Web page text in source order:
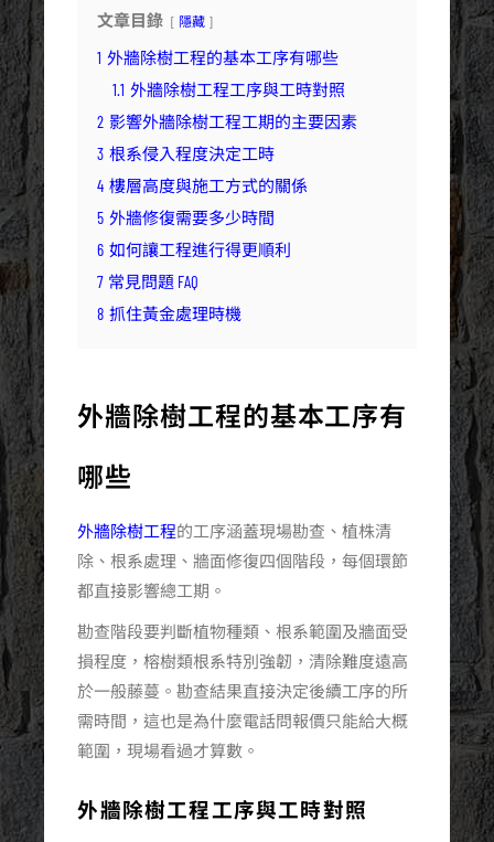
文章目錄 隱藏
1 外牆除樹工程的基本工序有哪些
1.1 外牆除樹工程工序與工時對照
2 影響外牆除樹工程工期的主要因素
3 根系侵入程度決定工時
4 樓層高度與施工方式的關係
5 外牆修復需要多少時間
6 如何讓工程進行得更順利
7 常見問題 FAQ
8 抓住黃金處理時機
外牆除樹工程的基本工序有
哪些
外牆除樹工程的工序涵蓋現場勘查、植株清
除、根系處理、牆面修復四個階段，每個環節
都直接影響總工期。
勘查階段要判斷植物種類、根系範圍及牆面受
損程度，榕樹類根系特別強韌，清除難度遠高
於一般藤蔓。勘查結果直接決定後續工序的所
需時間，這也是為什麼電話問報價只能給大概
範圍，現場看過才算數。
外牆除樹工程工序與工時對照